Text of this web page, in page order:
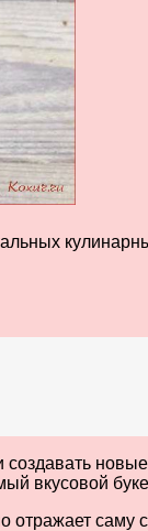
вкусовой
отражает